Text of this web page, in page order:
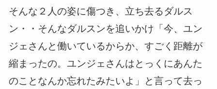
そんな２人の姿に傷つき、立ち去るダルス
ン・・そんなダルスンを追いかけ「今、ユン
ジェさんと働いているからか、すごく距離が
縮まったの。ユンジェさんはとっくにあんた
のことなんか忘れたみたいよ」と言って去っ